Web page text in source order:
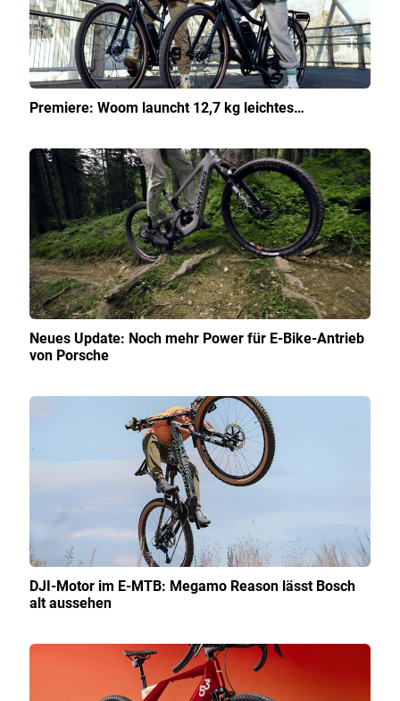
Premiere: Woom launcht 12,7 kg leichtes…
Neues Update: Noch mehr Power für E-Bike-Antrieb
von Porsche
DJI-Motor im E-MTB: Megamo Reason lässt Bosch
alt aussehen